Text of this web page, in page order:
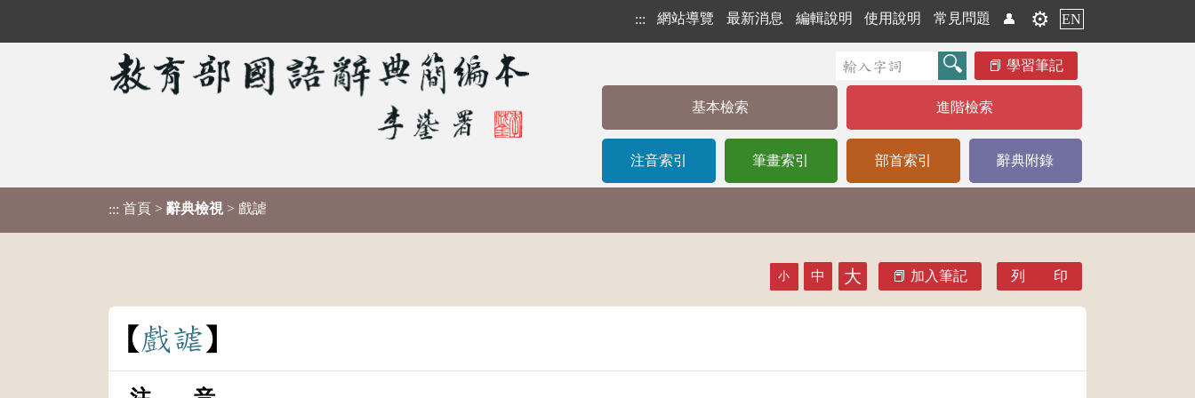
::: 網站導覽 最新消息 編輯說明 使用說明 常見問題 👤 ⚙️ EN
學習筆記
基本檢索 進階檢索
注音索引 筆畫索引 部首索引 辭典附錄
::: 首頁 > 辭典檢視 > 戲謔
小 中 大 加入筆記 列 印
戲謔